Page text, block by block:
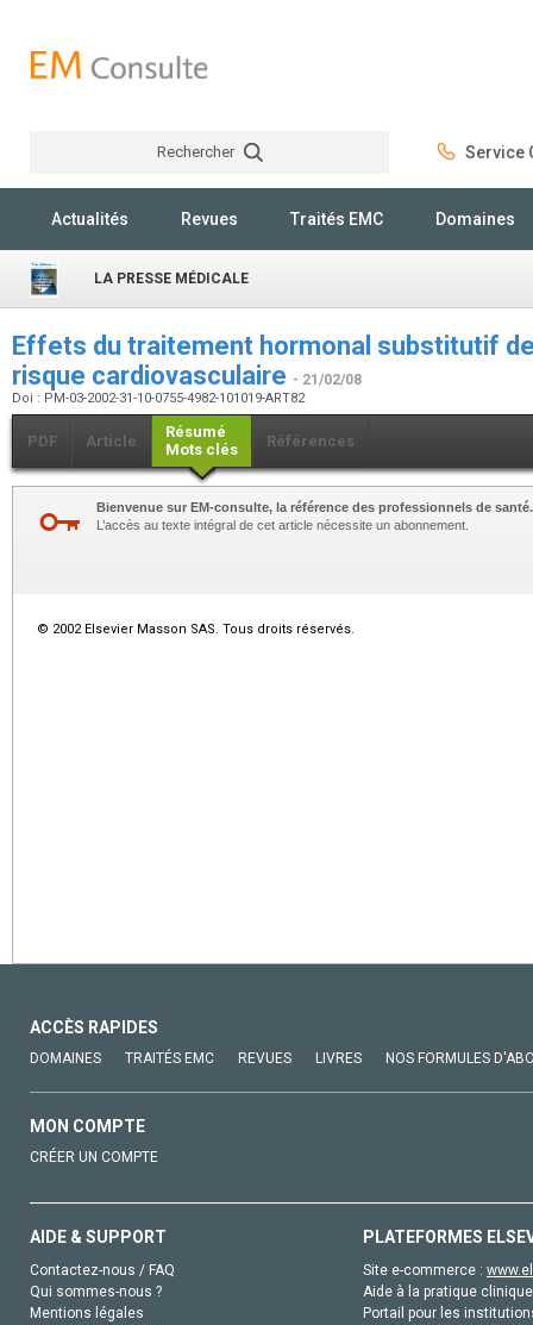
Rechercher Service
Actualités Revues Traités EMC Domaines
LA PRESSE MÉDICALE
Effets du traitement hormonal substitutif
risque cardiovasculaire - 21/02/08
Doi : PM-03-2002-31-10-0755-4982-101019-ART82
PDF Article
Résumé
Mots clés
Références
Bienvenue sur EM-consulte, la référence des professionnels de santé.
L’accès au texte intégral de cet article nécessite un abonnement.
© 2002 Elsevier Masson SAS. Tous droits réservés.
ACCÈS RAPIDES
DOMAINES TRAITÉS EMC REVUES LIVRES NOS FORMULES
MON COMPTE
CRÉER UN COMPTE
AIDE & SUPPORT
Contactez-nous / FAQ
Qui sommes-nous ?
Mentions légales
PLATEFORMES
Site e-commerce :
Aide à la pratique
Portail pour les